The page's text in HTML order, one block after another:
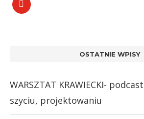
OSTATNIE WPISY
WARSZTAT KRAWIECKI-
szyciu, projektowaniu